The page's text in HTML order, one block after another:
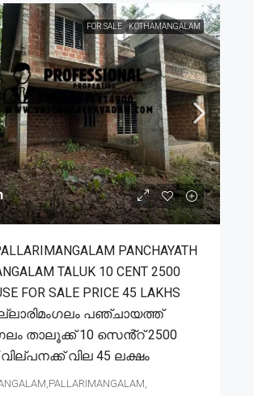
FOR SALE KOTHAMANGALAM
PANCHAYATH
TALUK 10 CENT 2500
FOR SALE PRICE 45 LAKHS
പഞ്ചായത്ത്
താലൂക്ക് 10 സെൻ്റ് 2500
വില്പനക്ക് വില 45 ലക്ഷം